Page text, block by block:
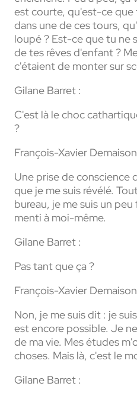
est courte, qu'est-ce que
dans une de ces tours,
loupé ? Est-ce que tu ne
de tes rêves d'enfant ?
c'étaient de monter sur
Gilane Barret :
C'est là le choc
?
François-Xavier
Une prise de conscience
que je me suis révélé.
bureau, je me suis un
menti à moi-même.
Gilane Barret :
Pas tant que ça ?
François-Xavier
Non, je me suis dit : je
est encore possible. Je
de ma vie. Mes études
choses. Mais là, c'est le
Gilane Barret :